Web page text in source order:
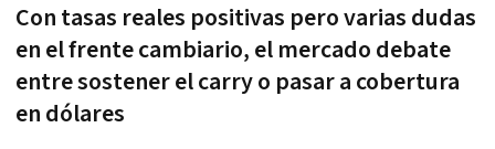
Con tasas reales positivas pero varias dudas
en el frente cambiario, el mercado debate
entre sostener el carry o pasar a cobertura
en dólares